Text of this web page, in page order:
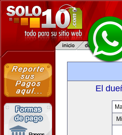
El